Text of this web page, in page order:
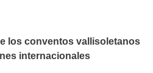
los conventos vallisoletanos
internacionales​